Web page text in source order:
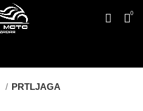
0
PRTLJAGA